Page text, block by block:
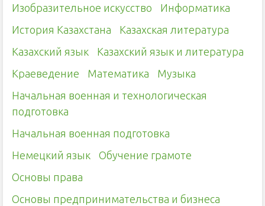
Изобразительное искусство
Информатика
История Казахстана
Казахская литература
Казахский язык
Казахский язык и литература
Краеведение
Математика
Музыка
Начальная военная и технологическая
подготовка
Начальная военная подготовка
Немецкий язык
Обучение грамоте
Основы права
Основы предпринимательства и бизнеса